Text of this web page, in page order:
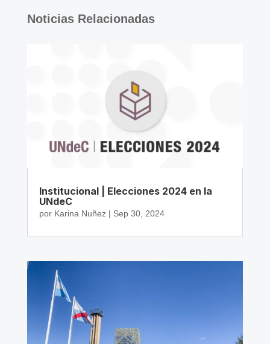
Noticias Relacionadas
Institucional | Elecciones 2024 en la
UNdeC
por Karina Nuñez| Sep 30, 2024